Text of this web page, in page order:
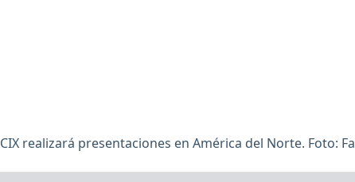
CIX realizará presentaciones en América del Norte. Foto: